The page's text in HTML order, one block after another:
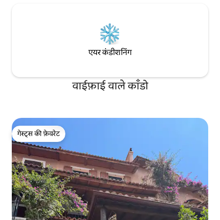
एयर कंडीशनिंग
वाईफ़ाई वाले काँडो
गेस्ट्स की फ़ेवरेट
गेस्ट्स की फ़ेवरेट